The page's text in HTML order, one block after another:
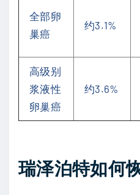
全部卵
巢癌
约3.1%
高级别
浆液性
卵巢癌
约3.6%
瑞泽泊特如何